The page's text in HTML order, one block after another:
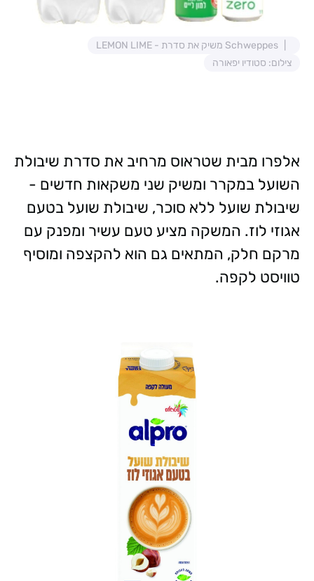
Schweppes משיק את סדרת - LEMON LIME
צילום: סטודיו יפאורה
אלפרו מבית שטראוס מרחיב את סדרת שיבולת
השועל במקרר ומשיק שני משקאות חדשים -
שיבולת שועל ללא סוכר, שיבולת שועל בטעם
אגוזי לוז. המשקה מציע טעם עשיר ומפנק עם
מרקם חלק, המתאים גם הוא להקצפה ומוסיף
טוויסט לקפה.